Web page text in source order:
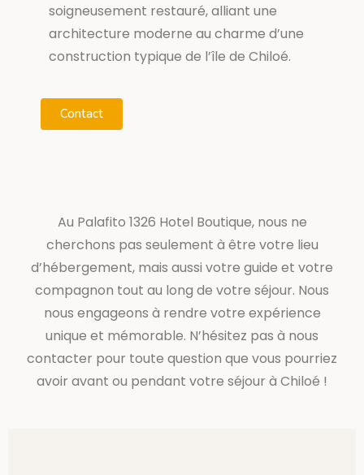
soigneusement restauré, alliant une
architecture moderne au charme d’une
construction typique de l’île de Chiloé.
Contact
Au Palafito 1326 Hotel Boutique, nous ne
cherchons pas seulement à être votre lieu
d’hébergement, mais aussi votre guide et votre
compagnon tout au long de votre séjour. Nous
nous engageons à rendre votre expérience
unique et mémorable. N’hésitez pas à nous
contacter pour toute question que vous pourriez
avoir avant ou pendant votre séjour à Chiloé !